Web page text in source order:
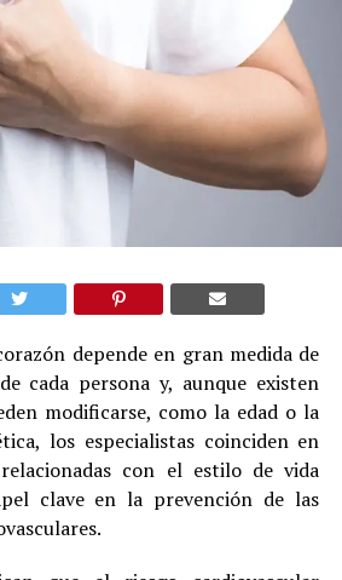
depende en gran medida de
cada persona y, aunque existen
modificarse, como la edad o la
los especialistas coinciden en
con el estilo de vida
clave en la prevención de las